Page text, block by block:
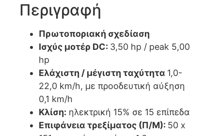
Περιγραφή
Πρωτοποριακή σχεδίαση
Ισχύς μοτέρ DC: 3,50 hp / peak 5,00
hp
Ελάχιστη / μέγιστη ταχύτητα 1,0-
22,0 km/h, με προοδευτική αύξηση
0,1 km/h
Κλίση: ηλεκτρική 15% σε 15 επίπεδα
Επιφάνεια τρεξίματος (Π/Μ): 50 x